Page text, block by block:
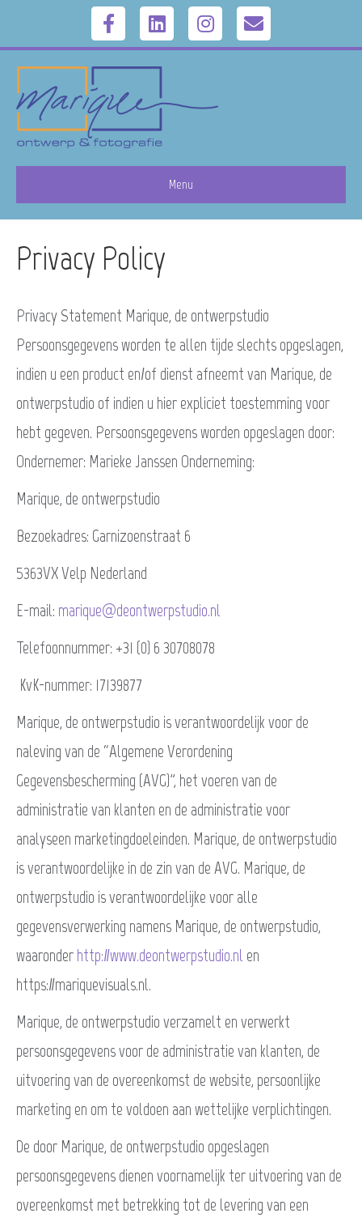
F
a
c
e
o
o
L
i
n
k
d
i
I
g
m
E
Menu
Privacy Policy
Privacy Statement Marique, de ontwerpstudio
Persoonsgegevens worden te allen tijde slechts opgeslagen,
indien u een product en/of dienst afneemt van Marique, de
ontwerpstudio of indien u hier expliciet toestemming voor
hebt gegeven. Persoonsgegevens worden opgeslagen door:
Ondernemer: Marieke Janssen Onderneming:
Marique, de ontwerpstudio
Bezoekadres: Garnizoenstraat 6
5363VX Velp Nederland
E-mail: marique@deontwerpstudio.nl
Telefoonnummer: +31 (0) 6 30708078
KvK-nummer: 17139877
Marique, de ontwerpstudio is verantwoordelijk voor de
naleving van de “Algemene Verordening
Gegevensbescherming (AVG)”, het voeren van de
administratie van klanten en de administratie voor
analyseen marketingdoeleinden. Marique, de ontwerpstudio
is verantwoordelijke in de zin van de AVG. Marique, de
ontwerpstudio is verantwoordelijke voor alle
gegevensverwerking namens Marique, de ontwerpstudio,
waaronder http://www.deontwerpstudio.nl en
https://mariquevisuals.nl.
Marique, de ontwerpstudio verzamelt en verwerkt
persoonsgegevens voor de administratie van klanten, de
uitvoering van de overeenkomst de website, persoonlijke
marketing en om te voldoen aan wettelijke verplichtingen.
De door Marique, de ontwerpstudio opgeslagen
persoonsgegevens dienen voornamelijk ter uitvoering van de
overeenkomst met betrekking tot de levering van een